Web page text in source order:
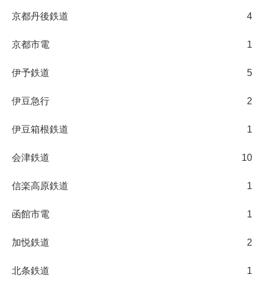
京都丹後鉄道 4
京都市電 1
伊予鉄道 5
伊豆急行 2
伊豆箱根鉄道 1
会津鉄道 10
信楽高原鉄道 1
函館市電 1
加悦鉄道 2
北条鉄道 1